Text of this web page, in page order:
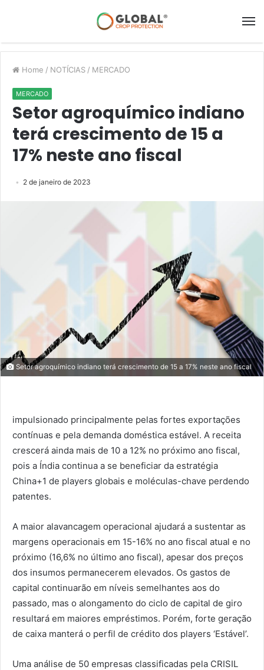
Home / NOTÍCIAS / MERCADO
MERCADO
Setor agroquímico indiano
terá crescimento de 15 a
17% neste ano fiscal
2 de janeiro de 2023
Setor agroquímico indiano terá crescimento de 15 a 17% neste ano fiscal
impulsionado principalmente pelas fortes exportações
contínuas e pela demanda doméstica estável. A receita
crescerá ainda mais de 10 a 12% no próximo ano fiscal,
pois a Índia continua a se beneficiar da estratégia
China+1 de players globais e moléculas-chave perdendo
patentes.
A maior alavancagem operacional ajudará a sustentar as
margens operacionais em 15-16% no ano fiscal atual e no
próximo (16,6% no último ano fiscal), apesar dos preços
dos insumos permanecerem elevados. Os gastos de
capital continuarão em níveis semelhantes aos do
passado, mas o alongamento do ciclo de capital de giro
resultará em maiores empréstimos. Porém, forte geração
de caixa manterá o perfil de crédito dos players ‘Estável’.
Uma análise de 50 empresas classificadas pela CRISIL